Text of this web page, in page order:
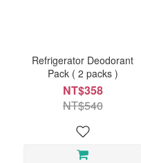
Refrigerator Deodorant
Pack ( 2 packs )
NT$358
NT$540